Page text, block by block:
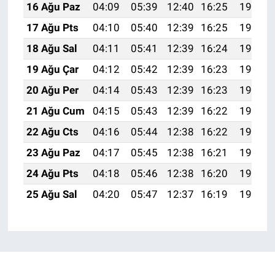
16 Ağu Paz
04:09 05:39 12:40 16:25
19:30
17 Ağu Pts
04:10 05:40 12:39 16:25
19:29
18 Ağu Sal
04:11 05:41 12:39 16:24
19:28
19 Ağu Çar
04:12 05:42 12:39 16:23
19:26
20 Ağu Per
04:14 05:43 12:39 16:23
19:25
21 Ağu Cum
04:15 05:43 12:39 16:22
19:24
22 Ağu Cts
04:16 05:44 12:38 16:22
19:22
23 Ağu Paz
04:17 05:45 12:38 16:21
19:21
24 Ağu Pts
04:18 05:46 12:38 16:20
19:20
25 Ağu Sal
04:20 05:47 12:37 16:19 19:18
Spor
Teknoloji
Türkiye'nin Geleceği
Türkiye'nin Gündemi
Yerel Gündem
Yerel Yaşam